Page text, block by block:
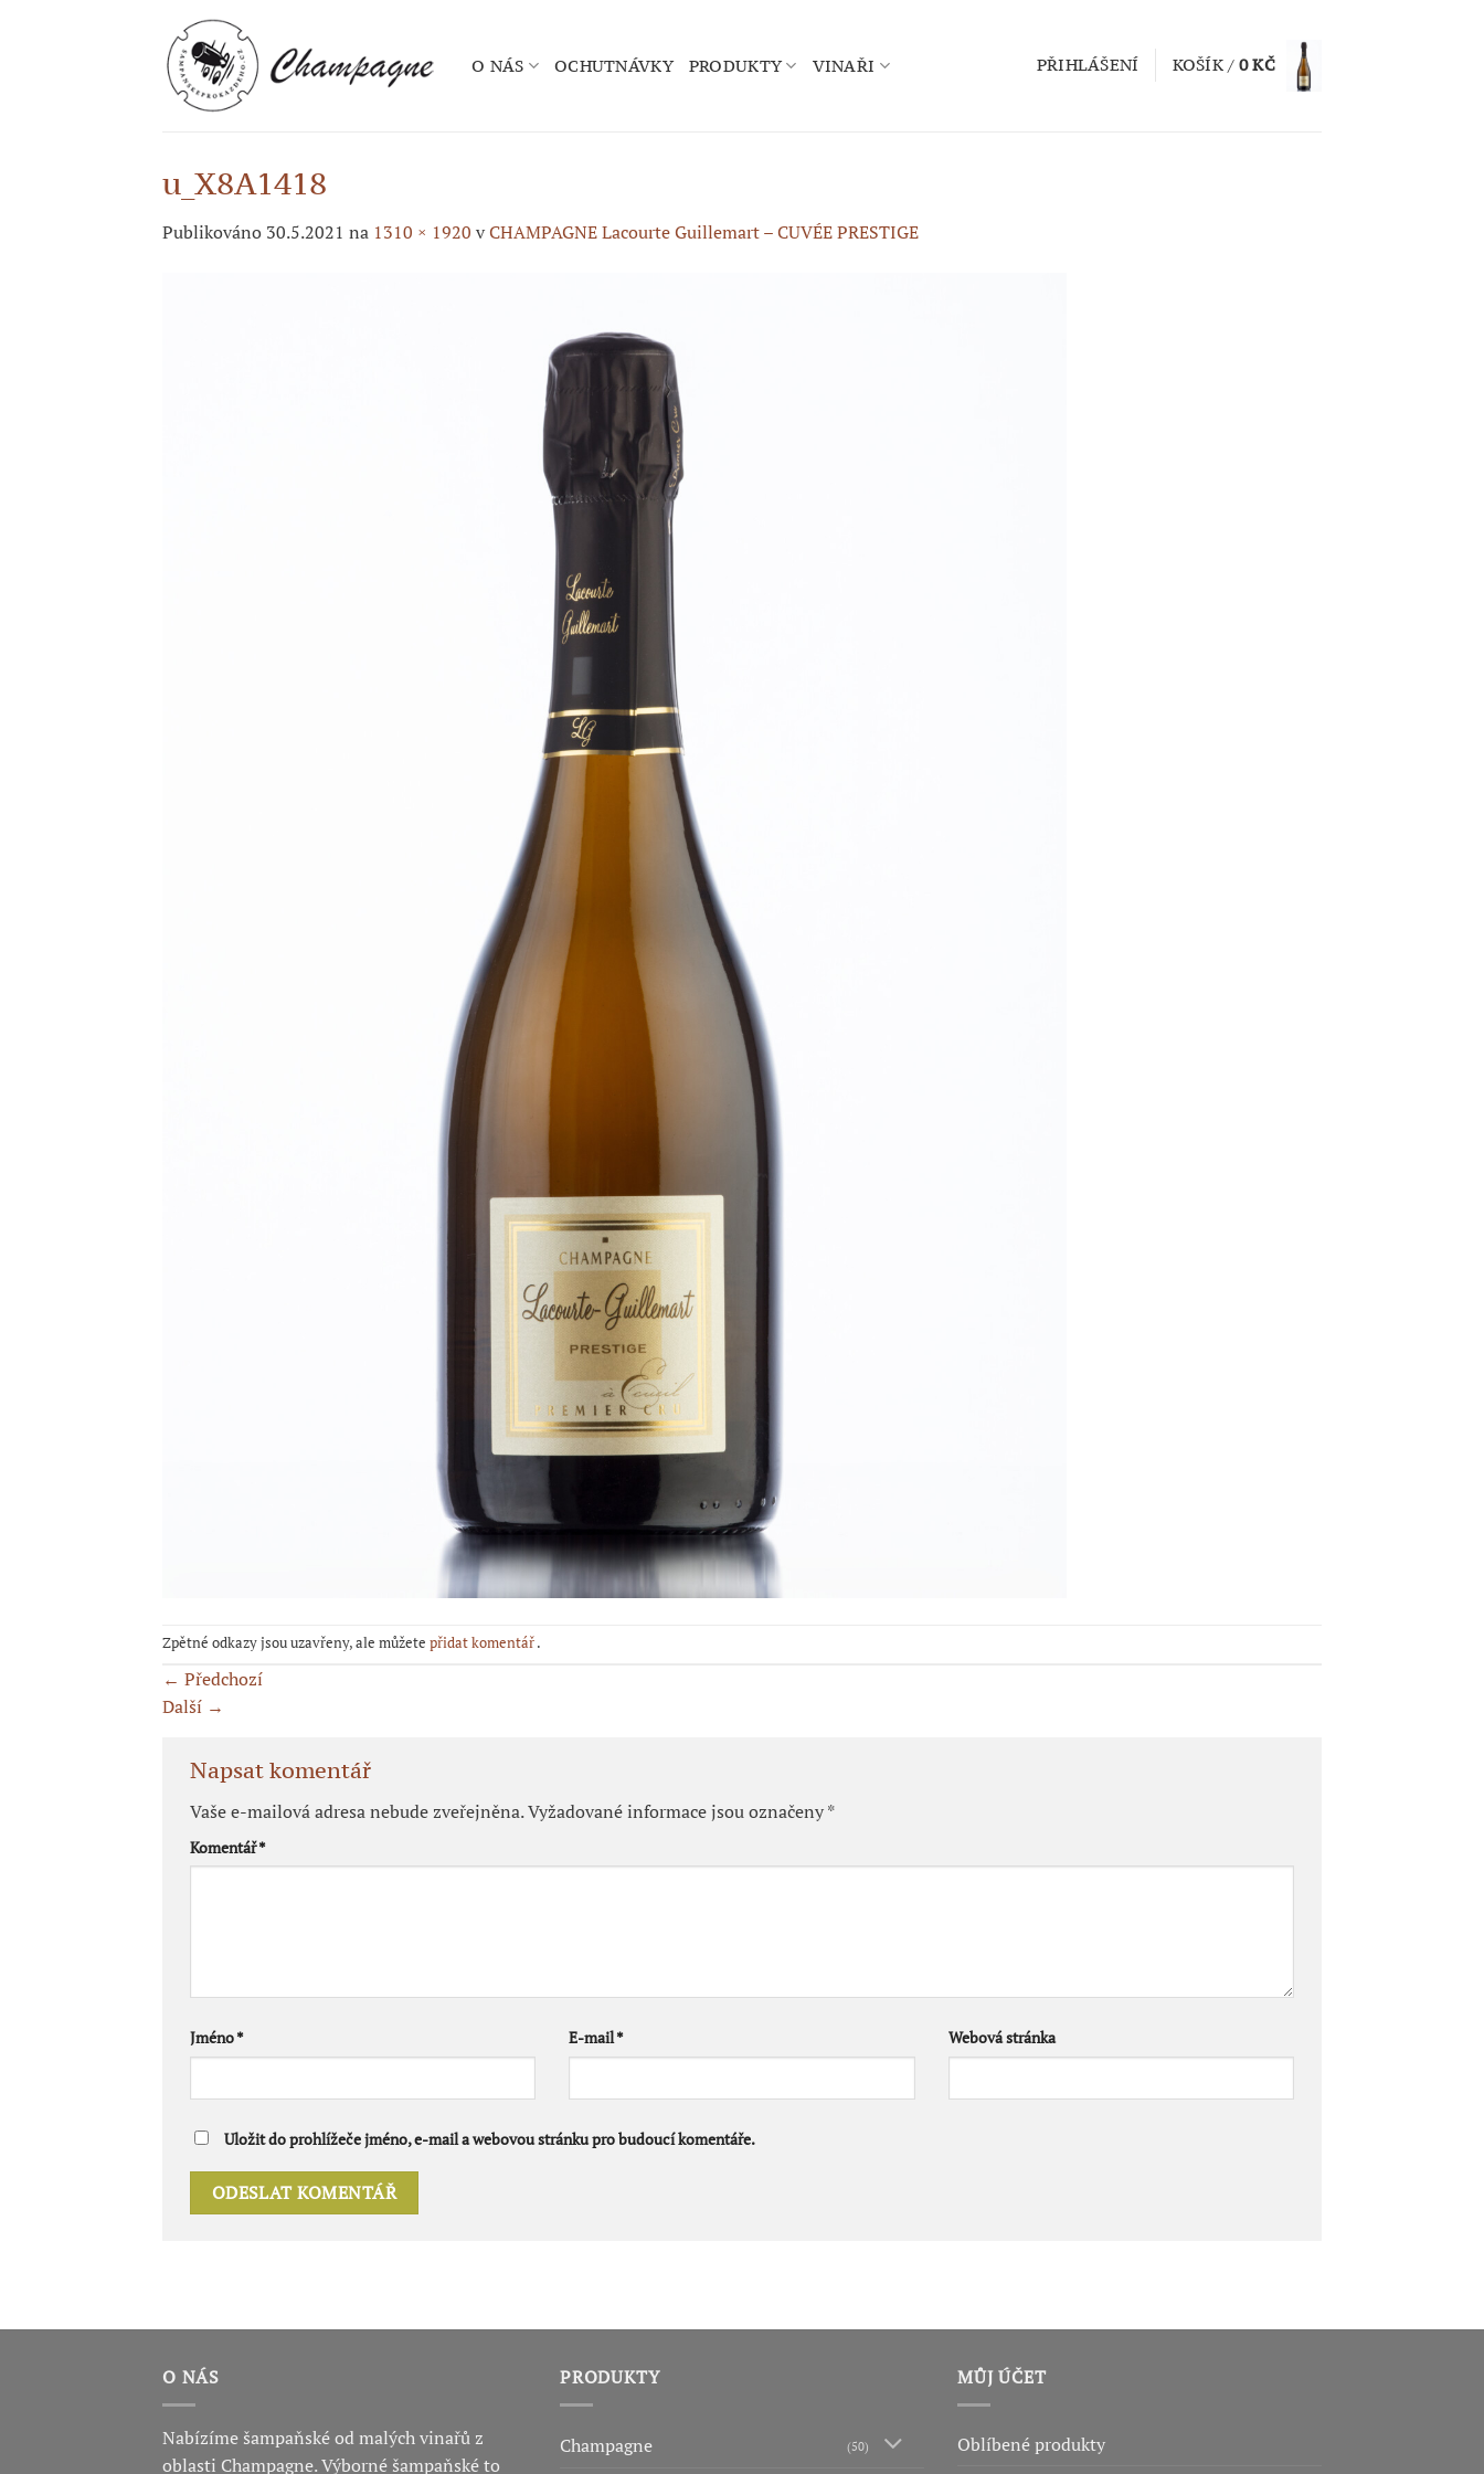
O NÁS OCHUTNÁVKY PRODUKTY VINAŘI PŘIHLÁŠENÍ KOŠÍK / 0KČ
u_X8A1418
Publikováno 30.5.2021 na 1310 × 1920 vCHAMPAGNE Lacourte Guillemart – CUVÉE PRESTIGE
Zpětné odkazy jsou uzavřeny, ale můžete přidat komentář.
← Předchozí
Další →
Napsat komentář
Vaše e-mailová adresa nebude zveřejněna.Vyžadované informace jsou označeny*
Komentář*
Jméno* E-mail* Webová stránka
Uložit do prohlížeče jméno, e-mail a webovou stránku pro budoucí komentáře.
O NÁS
Nabízíme šampaňské od malých vinařů z
oblasti Champagne. Výborné šampaňské to
PRODUKTY
Champagne (50)
MŮJ ÚČET
Oblíbené produkty